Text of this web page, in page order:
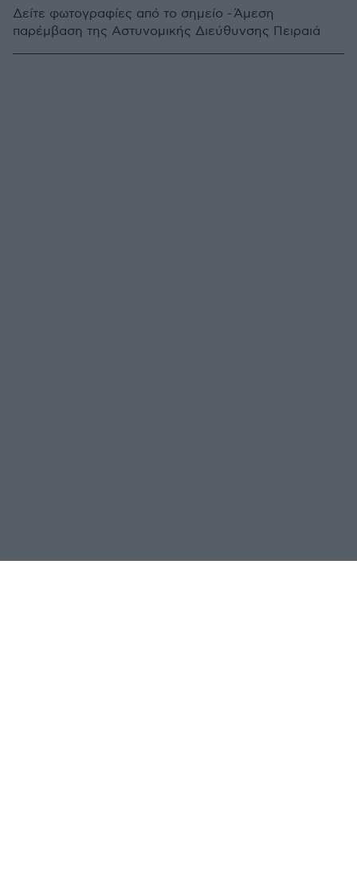
Δείτε φωτογραφίες από το σημείο - Άμεση
παρέμβαση της Αστυνομικής Διεύθυνσης Πειραιά